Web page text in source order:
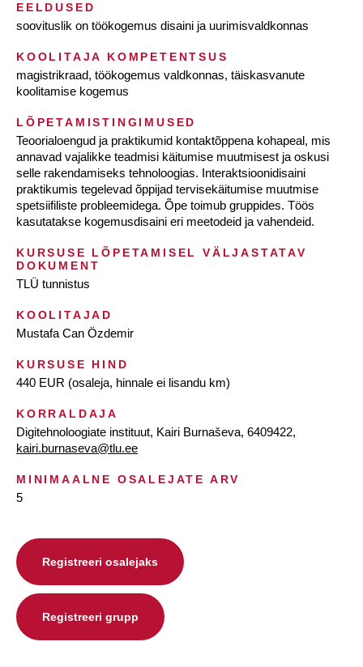
EELDUSED
soovituslik on töökogemus disaini ja uurimisvaldkonnas
KOOLITAJA KOMPETENTSUS
magistrikraad, töökogemus valdkonnas, täiskasvanute
koolitamise kogemus
LÕPETAMISTINGIMUSED
Teoorialoengud ja praktikumid kontaktõppena kohapeal, mis
annavad vajalikke teadmisi käitumise muutmisest ja oskusi
selle rakendamiseks tehnoloogias. Interaktsioonidisaini
praktikumis tegelevad õppijad tervisekäitumise muutmise
spetsiifiliste probleemidega. Õpe toimub gruppides. Töös
kasutatakse kogemusdisaini eri meetodeid ja vahendeid.
KURSUSE LÕPETAMISEL VÄLJASTATAV
DOKUMENT
TLÜ tunnistus
KOOLITAJAD
Mustafa Can Özdemir
KURSUSE HIND
440 EUR (osaleja, hinnale ei lisandu km)
KORRALDAJA
Digitehnoloogiate instituut, Kairi Burnaševa, 6409422,
kairi.burnaseva@tlu.ee
MINIMAALNE OSALEJATE ARV
5
Registreeri osalejaks
Registreeri grupp